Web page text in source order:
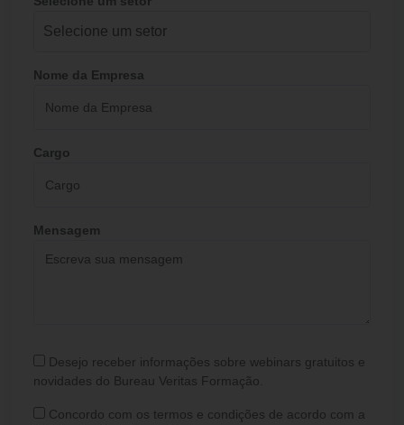
Nome da Empresa
Cargo
Mensagem
Desejo receber informações sobre webinars gratuitos e
novidades do Bureau Veritas Formação.
Concordo com os termos e condições de acordo com a